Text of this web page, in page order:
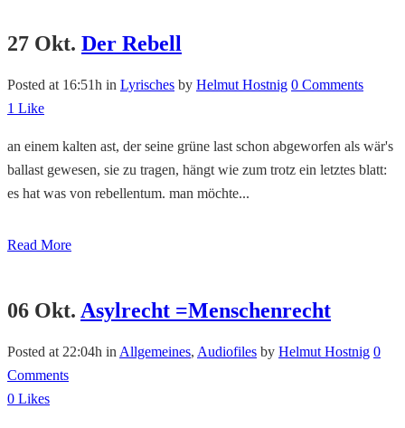
27 Okt. Der Rebell
Posted at 16:51h in Lyrisches by Helmut Hostnig 0 Comments
1 Like
an einem kalten ast, der seine grüne last schon abgeworfen als wär's
ballast gewesen, sie zu tragen, hängt wie zum trotz ein letztes blatt:
es hat was von rebellentum. man möchte...
Read More
06 Okt. Asylrecht =Menschenrecht
Posted at 22:04h in Allgemeines, Audiofiles by Helmut Hostnig 0
Comments
0 Likes